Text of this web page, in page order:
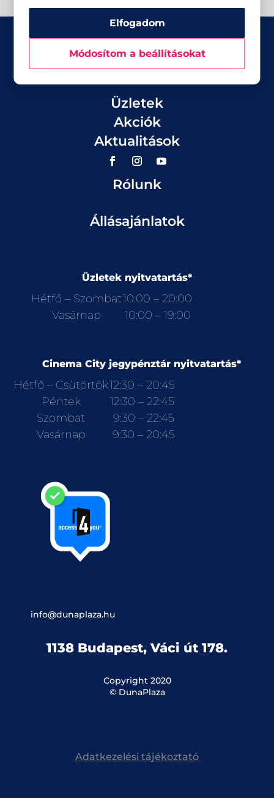
Üzletek
Akciók
Aktualitások
Rólunk
Állásajánlatok
Üzletek nyitvatartás*
Hétfő – Szombat10:00 – 20:00
Vasárnap
10:00 – 19:00
Cinema City jegypénztár nyitvatartás*
Hétfő – Csütörtök12:30 – 20:45
Péntek
12:30 – 22:45
Szombat
9:30 – 22:45
Vasárnap
9:30 – 20:45
info@dunaplaza.hu
1138 Budapest, Váci út 178.
Copyright 2020
© DunaPlaza
Adatkezelési tájékoztató
Elfogadom
Módosítom a beállításokat